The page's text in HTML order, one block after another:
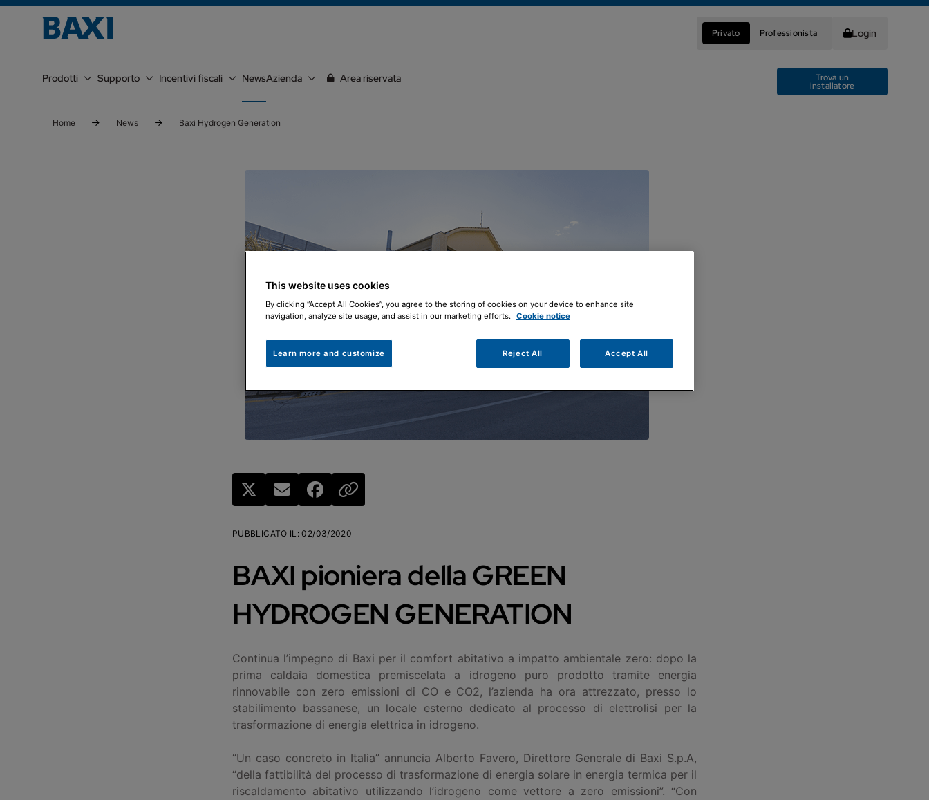
Privato Professionista Login
Prodotti Supporto Incentivi fiscali NewsAzienda Area riservata Trova un
installatore
Home News Baxi Hydrogen Generation
PUBBLICATO IL :02/03/2020
BAXI pioniera della GREEN
HYDROGEN GENERATION
Continua l’impegno di Baxi per il comfort abitativo a impatto ambientale zero: dopo la
prima caldaia domestica premiscelata a idrogeno puro prodotto tramite energia
rinnovabile con zero emissioni di CO e CO2, l’azienda ha ora attrezzato, presso lo
stabilimento bassanese, un locale esterno dedicato al processo di elettrolisi per la
trasformazione di energia elettrica in idrogeno.
“Un caso concreto in Italia” annuncia Alberto Favero, Direttore Generale di Baxi S.p.A,
“della fattibilità del processo di trasformazione di energia solare in energia termica per il
riscaldamento abitativo utilizzando l’idrogeno come vettore a zero emissioni”. “Con
This website uses cookies
By clicking “Accept All Cookies”, you agree to the storing of cookies on your device to enhance site
navigation, analyze site usage, and assist in our marketing efforts. Cookie notice
Learn more and customize Reject All Accept All